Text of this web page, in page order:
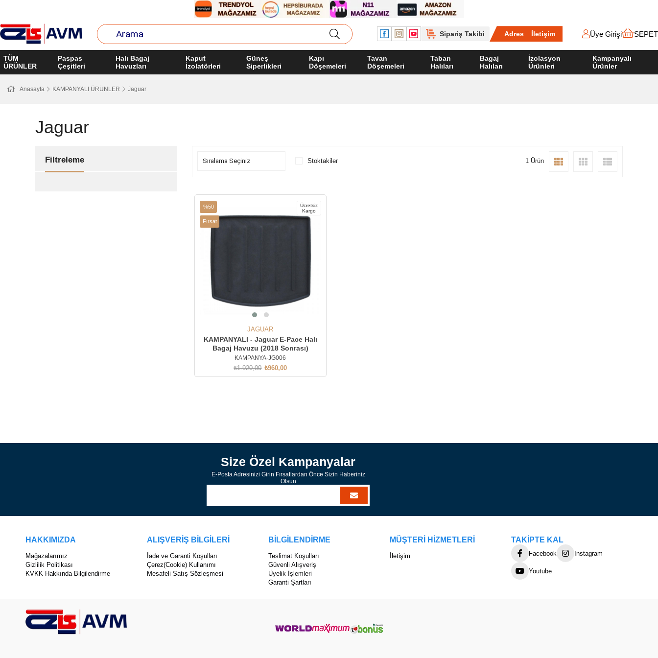
Sipariş Takibi Adres İletişim Üye Girişi SEPET
TÜM
ÜRÜNLER
Paspas
Çeşitleri
Halı Bagaj
Havuzları
Kaput
İzolatörleri
Güneş
Siperlikleri
Kapı
Döşemeleri
Tavan
Döşemeleri
Taban
Halıları
Bagaj
Halıları
İzolasyon
Ürünleri
Kampanyalı
Ürünler
Anasayfa KAMPANYALI ÜRÜNLER Jaguar
Jaguar
Filtreleme Stoktakiler 1 Ürün
%50
İndirim
%50İndirim
Fırsat
Ürünü
Ücretsiz
Kargo
JAGUAR
KAMPANYALI - Jaguar E-Pace Halı
Bagaj Havuzu (2018 Sonrası)
KAMPANYA-JG006
₺960,00
₺1.920,00
Size Özel Kampanyalar
E-Posta Adresinizi Girin Fırsatlardan Önce Sizin Haberiniz
Olsun
HAKKIMIZDA
Mağazalarımız
Gizlilik Politikası
KVKK Hakkında Bilgilendirme
ALIŞVERİŞ BİLGİLERİ
İade ve Garanti Koşulları
Çerez(Cookie) Kullanımı
Mesafeli Satış Sözleşmesi
BİLGİLENDİRME
Teslimat Koşulları
Güvenli Alışveriş
Üyelik İşlemleri
Garanti Şartları
MÜŞTERİ HİZMETLERİ
İletişim
TAKİPTE KAL
Facebook Instagram
Youtube